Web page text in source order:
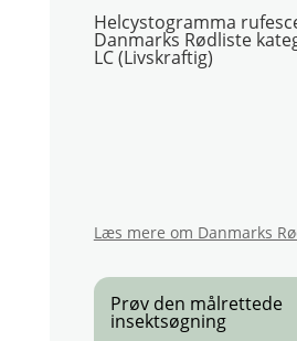
Helcystogramma
Danmarks Rødliste
LC (Livskraftig)
Læs mere om Danmarks
Prøv den målrettede
insektsøgning